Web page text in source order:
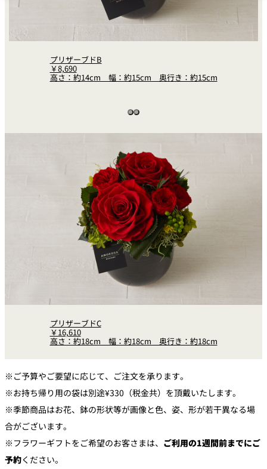
プリザーブドB
￥8,690
高さ：約14cm 幅：約15cm 奥行き：約15cm
プリザーブドC
￥16,610
高さ：約18cm 幅：約18cm 奥行き：約18cm
※ご予算やご要望に応じて、ご注文を承ります。
※お持ち帰り用の袋は別途¥330（税金共）を頂戴いたします。
※季節商品はお花、鉢の形状等が画像と色、姿、形が若干異なる場
合がございます。
※フラワーギフトをご希望のお客さまは、 ご利用の1週間前までにご
予約ください。